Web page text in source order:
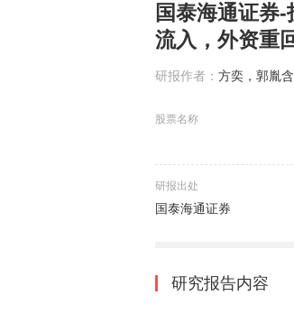
国泰海通证券
流入，外资重
研报作者： 方奕，郭胤
股票名称
研报出处
国泰海通证券
研究报告内容